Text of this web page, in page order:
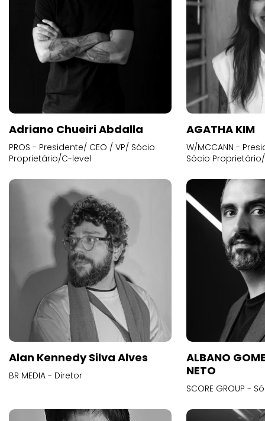
Adriano Chueiri Abdalla
PROS - Presidente/ CEO / VP/ Sócio
Proprietário/C-level
AGATHA KIM
W/MCCANN -
Sócio
Alan Kennedy Silva Alves
BR MEDIA - Diretor
ALBANO
NETO
SCORE GROUP -